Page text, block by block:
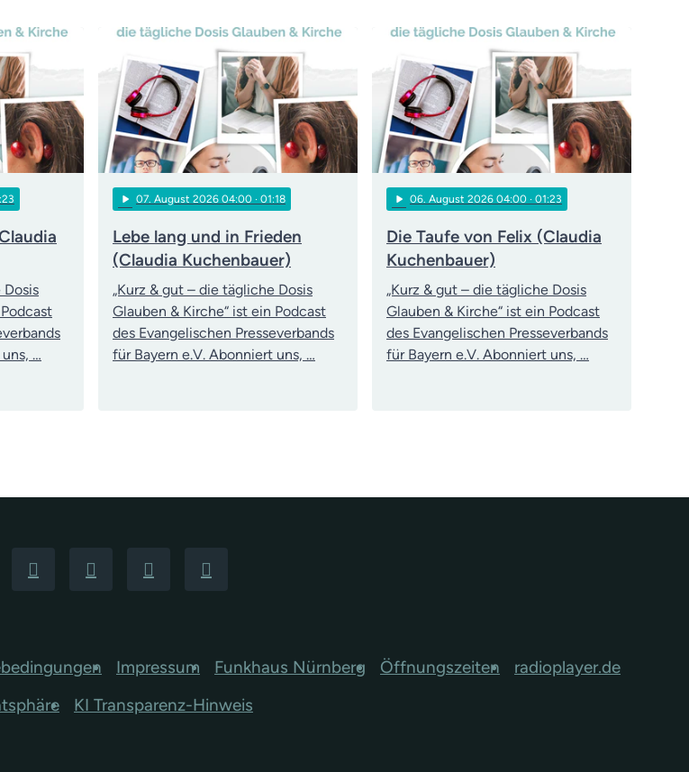
Dosis
…
play_arrow 07 . August 2026 04:00 · 01:18
Lebe lang und in Frieden
(Claudia Kuchenbauer)
„Kurz & gut – die tägliche Dosis
Glauben & Kirche“ ist ein Podcast
des Evangelischen Presseverbands
für Bayern e.V. Abonniert uns, …
play_arrow 06 . August 2026 04:00 · 01:23
Die Taufe von Felix (Claudia
Kuchenbauer)
„Kurz & gut – die tägliche Dosis
Glauben & Kirche“ ist ein Podcast
des Evangelischen Presseverbands
für Bayern e.V. Abonniert uns, …
Impressum Funkhaus Nürnberg Öffnungszeiten
radioplayer.de
KI Transparenz-Hinweis